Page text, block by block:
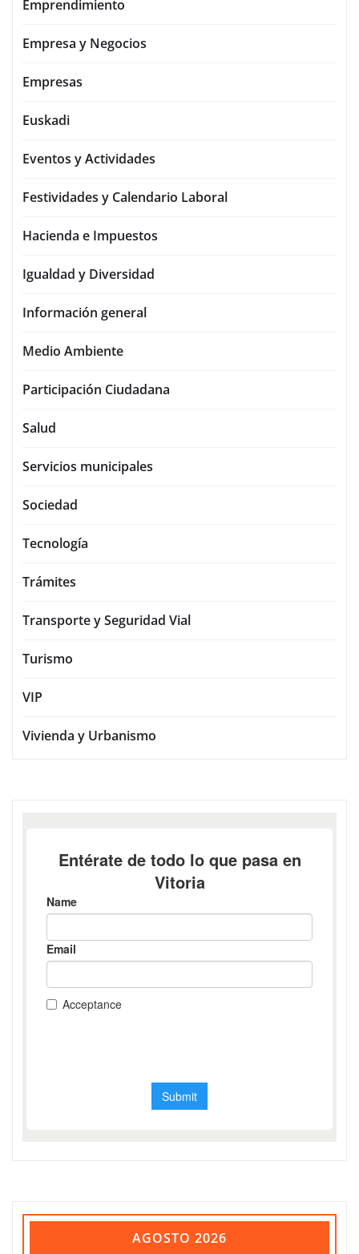
Emprendimiento
Empresa y Negocios
Empresas
Euskadi
Eventos y Actividades
Festividades y Calendario Laboral
Hacienda e Impuestos
Igualdad y Diversidad
Información general
Medio Ambiente
Participación Ciudadana
Salud
Servicios municipales
Sociedad
Tecnología
Trámites
Transporte y Seguridad Vial
Turismo
VIP
Vivienda y Urbanismo
AGOSTO 2026